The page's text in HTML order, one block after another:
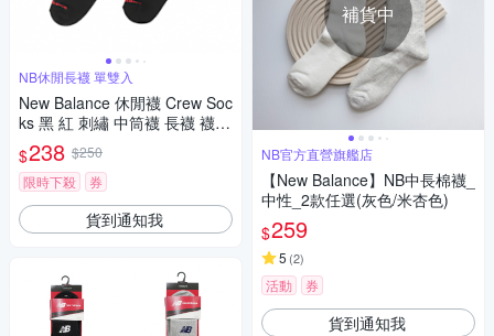
NB休閒長襪 單雙入
New Balance 休閒襪 Crew Soc
ks 黑 紅 刺繡 中筒襪 長襪 襪子
NB 單雙入 LAS51261BK
$238 $250
限時下殺
券
貨到通知我
補貨中
NB官方直營旗艦店
【New Balance】NB中長棉襪_
中性_2款任選(灰色/米杏色)
$259
5 (2)
活動 券
貨到通知我